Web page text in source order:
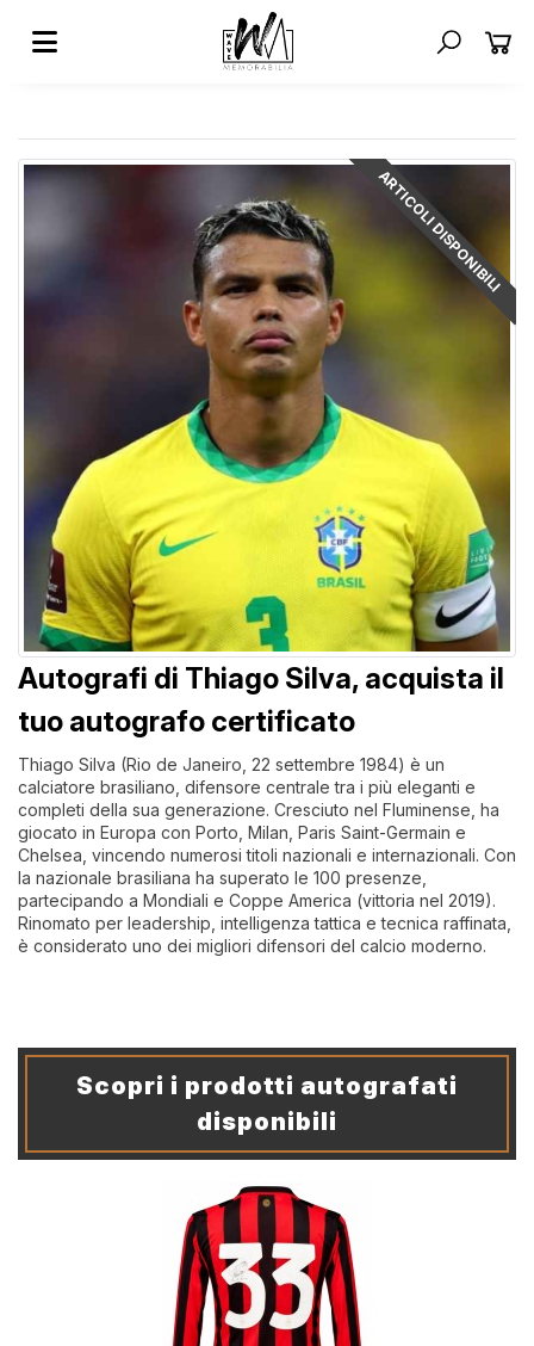
ARTICOLI DISPONIBILI
Autografi di Thiago Silva, acquista il
tuo autografo certificato
Thiago Silva (Rio de Janeiro, 22 settembre 1984) è un
calciatore brasiliano, difensore centrale tra i più eleganti e
completi della sua generazione. Cresciuto nel Fluminense, ha
giocato in Europa con Porto, Milan, Paris Saint-Germain e
Chelsea, vincendo numerosi titoli nazionali e internazionali. Con
la nazionale brasiliana ha superato le 100 presenze,
partecipando a Mondiali e Coppe America (vittoria nel 2019).
Rinomato per leadership, intelligenza tattica e tecnica raffinata,
è considerato uno dei migliori difensori del calcio moderno.
Scopri i prodotti autografati
disponibili